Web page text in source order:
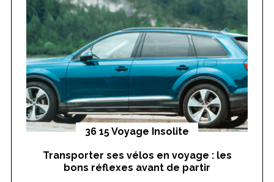
f
o
r
:
36 15 Voyage Insolite
Transporter ses vélos en voyage : les
bons réflexes avant de partir